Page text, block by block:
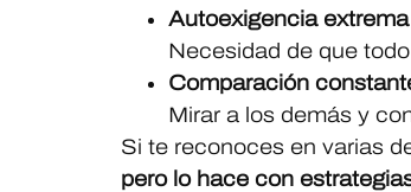
Autoexigencia extrema
Necesidad de que
Comparación
Mirar a los demás y
Si te reconoces en varias
pero lo hace con